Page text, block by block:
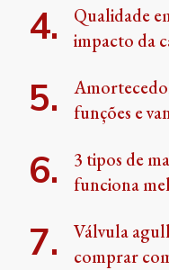
Qualidade
impacto da
funções e
3 tipos de
funciona
Válvula
comprar